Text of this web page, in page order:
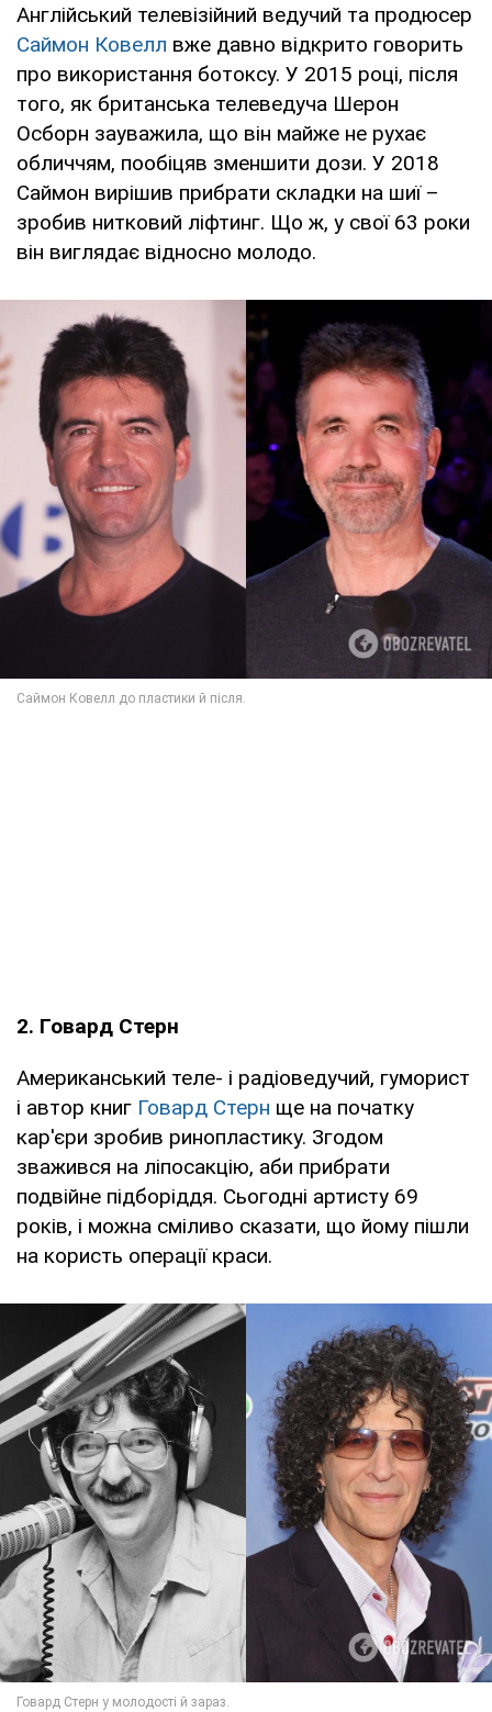
Англійський телевізійний ведучий та продюсер
Саймон Ковелл вже давно відкрито говорить
про використання ботоксу. У 2015 році, після
того, як британська телеведуча Шерон
Осборн зауважила, що він майже не рухає
обличчям, пообіцяв зменшити дози. У 2018
Саймон вирішив прибрати складки на шиї –
зробив нитковий ліфтинг. Що ж, у свої 63 роки
він виглядає відносно молодо.
2. Говард Стерн
Американський теле- і радіоведучий, гуморист
і автор книг Говард Стерн ще на початку
кар'єри зробив ринопластику. Згодом
зважився на ліпосакцію, аби прибрати
подвійне підборіддя. Сьогодні артисту 69
років, і можна сміливо сказати, що йому пішли
на користь операції краси.